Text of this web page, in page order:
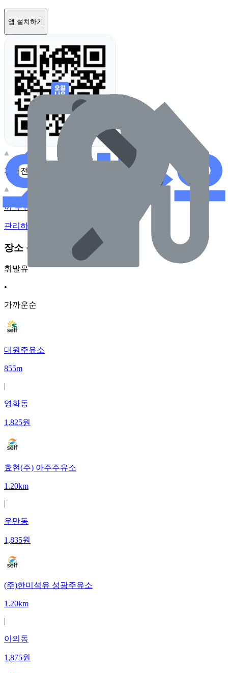
앱 설치하기
휴대전화 카메라로 찍어보세요
이 주유소의 사장님이신가요?
관리하기
장소 근처 주유소
휘발유
•
가까운순
대원주유소
855m
|
영화동
1,825원
효현(주) 아주주유소
1.20km
|
우만동
1,835원
(주)한미석유 성광주유소
1.20km
|
이의동
1,875원